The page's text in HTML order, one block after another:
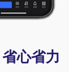
心省力